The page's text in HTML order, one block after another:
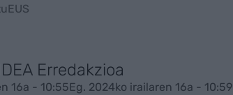
Erredakzioa
16a - 10:55Eg. 2024ko irailaren 16a - 10:59